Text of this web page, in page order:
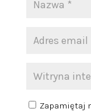
Zapamiętaj